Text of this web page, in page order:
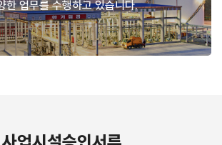
한 업무를 수행하고 있습니다.